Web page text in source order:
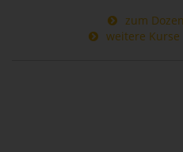
zum
weitere